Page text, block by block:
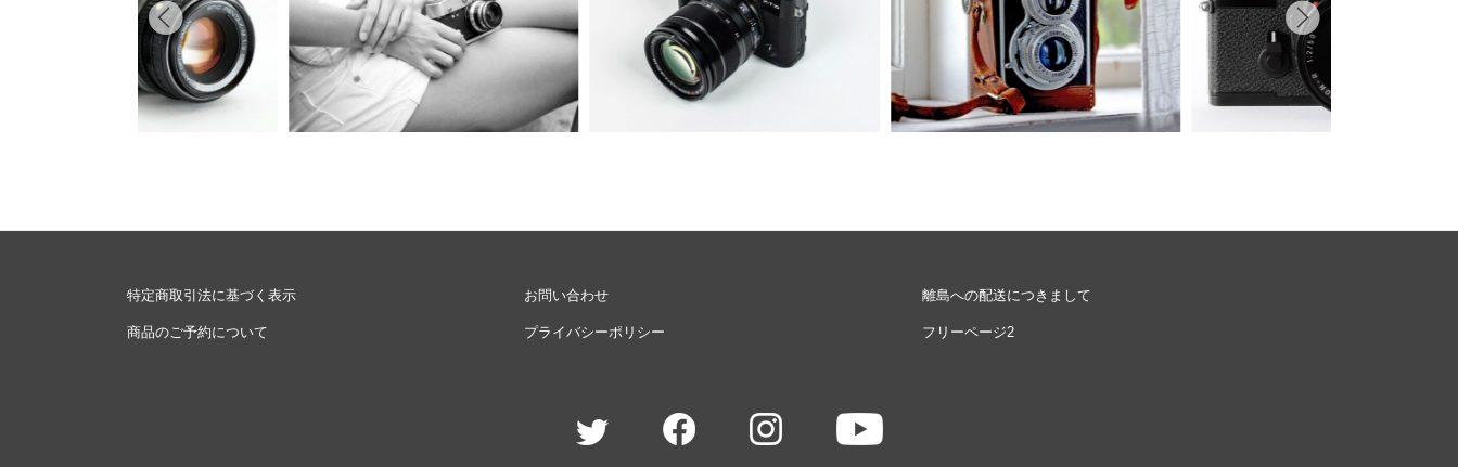
Eメール
プライバシーポリシーをご確認ください。
特定商取引法に基づく表示 お問い合わせ 離島への配送につきまして
商品のご予約について プライバシーポリシー フリーページ2